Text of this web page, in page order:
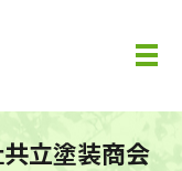
メ
立塗装商会